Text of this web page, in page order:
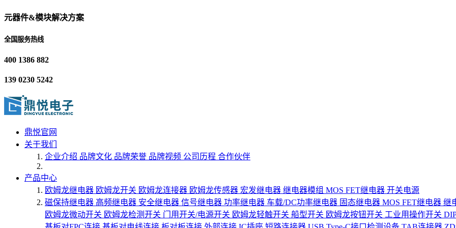
元器件&模块解决方案
全国服务热线
400 1386 882
139 0230 5242
鼎悦官网
关于我们
企业介绍 品牌文化 品牌荣誉 品牌视频 公司历程 合作伙伴
产品中心
欧姆龙继电器 欧姆龙开关 欧姆龙连接器 欧姆龙传感器 宏发继电器 继电器模组 MOS FET继电器 开关电源
磁保持继电器 高频继电器 安全继电器 信号继电器 功率继电器 车载/DC功率继电器 固态继电器 MOS FET继电器 继
欧姆龙微动开关 欧姆龙检测开关 门用开关/电源开关 欧姆龙轻触开关 船型开关 欧姆龙按钮开关 工业用操作开关